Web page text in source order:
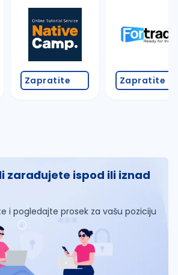
Zapratite Zapratite
zarađujete ispod ili iznad
i pogledajte prosek za vašu poziciju